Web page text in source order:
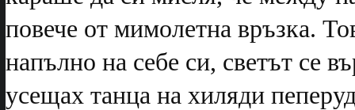
повече от мимолетна връзка.
напълно на себе си, светът се
усещах танца на хиляди